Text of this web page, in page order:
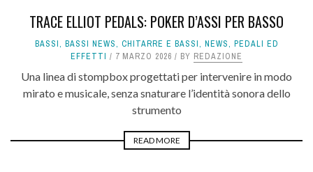
TRACE ELLIOT PEDALS: POKER D’ASSI PER BASSO
BASSI, BASSI NEWS, CHITARRE E BASSI, NEWS, PEDALI ED
EFFETTI
7 MARZO 2026 BY REDAZIONE
Una linea di stompbox progettati per intervenire in modo
mirato e musicale, senza snaturare l’identità sonora dello
strumento
READ MORE